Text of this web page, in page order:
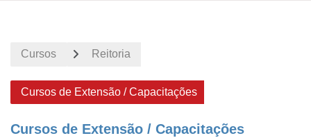
Cursos Reitoria
Cursos de Extensão / Capacitações
Cursos de Extensão / Capacitações